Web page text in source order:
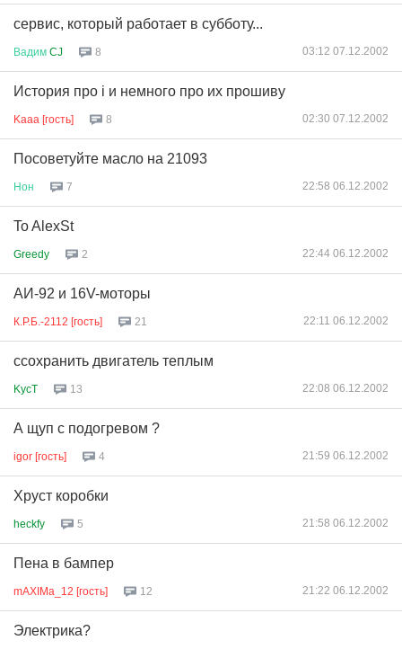
сервис, который работает в субботу...
Вадим CJ 8 03:12 07.12.2002
История про i и немного про их прошиву
Kaaa [гость] 8 02:30 07.12.2002
Посоветуйте масло на 21093
Нон 7 22:58 06.12.2002
To AlexSt
Greedy 2 22:44 06.12.2002
АИ-92 и 16V-моторы
К.Р.Б.-2112 [гость] 21 22:11 06.12.2002
cсохранить двигатель теплым
KycT 13 22:08 06.12.2002
А щуп с подогревом ?
igor [гость] 4 21:59 06.12.2002
Хруст коробки
heckfy 5 21:58 06.12.2002
Пена в бампер
mAXIMa_12 [гость] 12 21:22 06.12.2002
Электрика?